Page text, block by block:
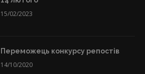
15/02/2023
Переможець конкурсу репостів
14/10/2020